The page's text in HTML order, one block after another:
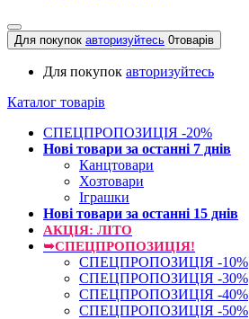
Для покупок авторизуйтесь 0товарів
Для покупок авторизуйтесь
Каталог товарів
СПЕЦПРОПОЗИЦІЯ -20%
Нові товари за останнi 7 днiв
Канцтовари
Хозтовари
Іграшки
Нові товари за останнi 15 днiв
АКЦІЯ: ЛІТО
➥СПЕЦПРОПОЗИЦІЯ!
СПЕЦПРОПОЗИЦІЯ -10%
СПЕЦПРОПОЗИЦІЯ -30%
СПЕЦПРОПОЗИЦІЯ -40%
СПЕЦПРОПОЗИЦІЯ -50%